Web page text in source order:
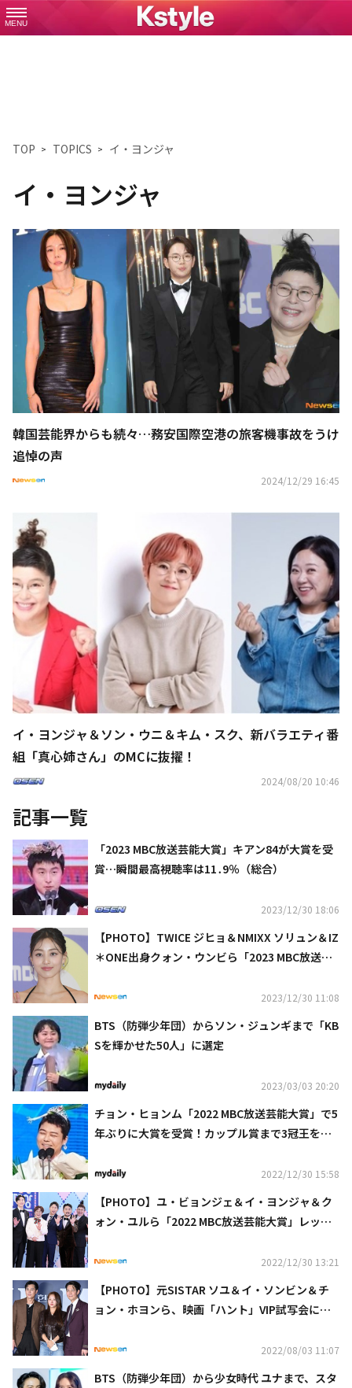
MENU
TOP TOPICS イ・ヨンジャ
イ・ヨンジャ
韓国芸能界からも続々…務安国際空港の旅客機事故をうけ
追悼の声
2024/12/29 16:45
イ・ヨンジャ＆ソン・ウニ＆キム・スク、新バラエティ番
組「真心姉さん」のMCに抜擢！
2024/08/20 10:46
記事一覧
「2023 MBC放送芸能大賞」キアン84が大賞を受
賞…瞬間最高視聴率は11․9％（総合）
2023/12/30 18:06
【PHOTO】TWICE ジヒョ＆NMIXX ソリュン＆IZ
＊ONE出身クォン・ウンビら「2023 MBC放送芸
2023/12/30 11:08
BTS（防弾少年団）からソン・ジュンギまで「KB
Sを輝かせた50人」に選定
2023/03/03 20:20
チョン・ヒョンム「2022 MBC放送芸能大賞」で5
年ぶりに大賞を受賞！カップル賞まで3冠王を達
2022/12/30 15:58
【PHOTO】ユ・ビョンジェ＆イ・ヨンジャ＆ク
ォン・ユルら「2022 MBC放送芸能大賞」レッド
2022/12/30 13:21
【PHOTO】元SISTAR ソユ＆イ・ソンビン＆チ
ョン・ホヨンら、映画「ハント」VIP試写会に出
2022/08/03 11:07
BTS（防弾少年団）から少女時代 ユナまで、スタ